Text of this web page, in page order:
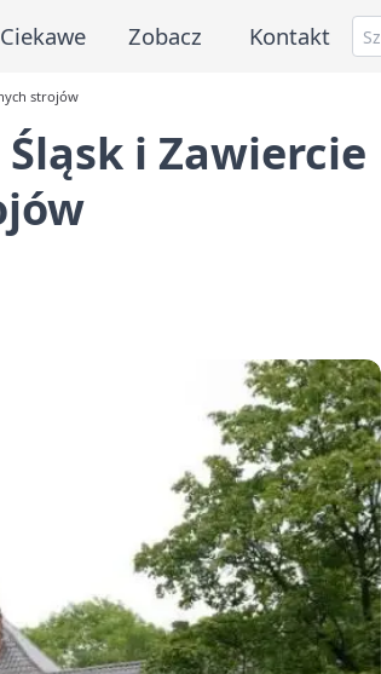
Ciekawe Zobacz Kontakt
strojów
i Zawiercie